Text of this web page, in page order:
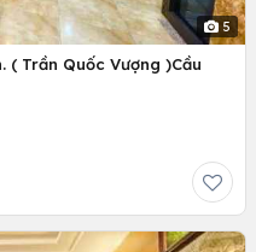
5
( Trần Quốc Vượng )Cầu